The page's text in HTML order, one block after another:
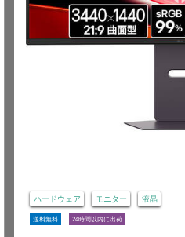
ハードウェア モニター 液晶
送料無料 24時間以内に出荷